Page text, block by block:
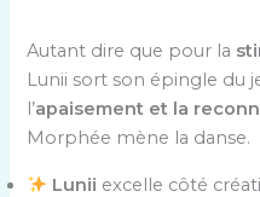
Autant dire que pour la
Lunii sort son épingle du
l’apaisement et la
Morphée mène la danse.
Lunii excelle côté